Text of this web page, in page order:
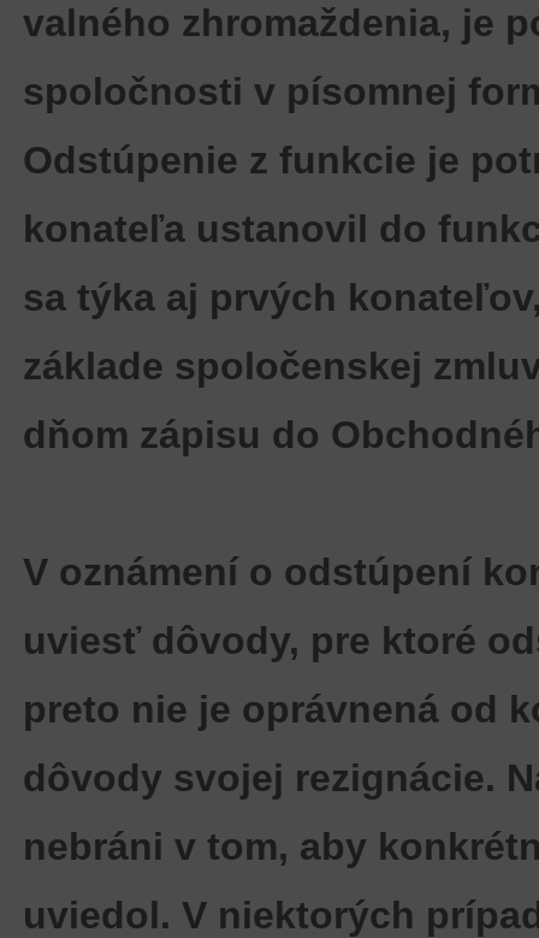
valného zhromaždenia, je
spoločnosti v písomnej
Odstúpenie z funkcie je
konateľa ustanovil do
sa týka aj prvých
základe spoločenskej
dňom zápisu do
V oznámení o odstúpení
uviesť dôvody, pre ktoré
preto nie je oprávnená od
dôvody svojej rezignácie.
nebráni v tom, aby
uviedol. V niektorých